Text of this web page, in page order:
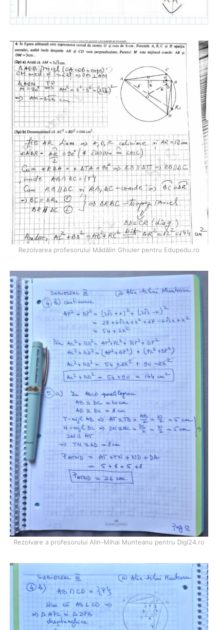
Rezolvarea profesorului Mădălin Ghiuler pentru Edupedu.ro
Rezolvare a profesorului Alin-Mihai Munteanu pentru Digi24.ro